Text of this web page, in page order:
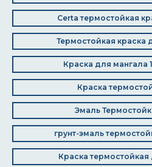
Certa термостойкая
Термостойкая
Краска для мангала
Краска
Эмаль
грунт-эмаль
Краска